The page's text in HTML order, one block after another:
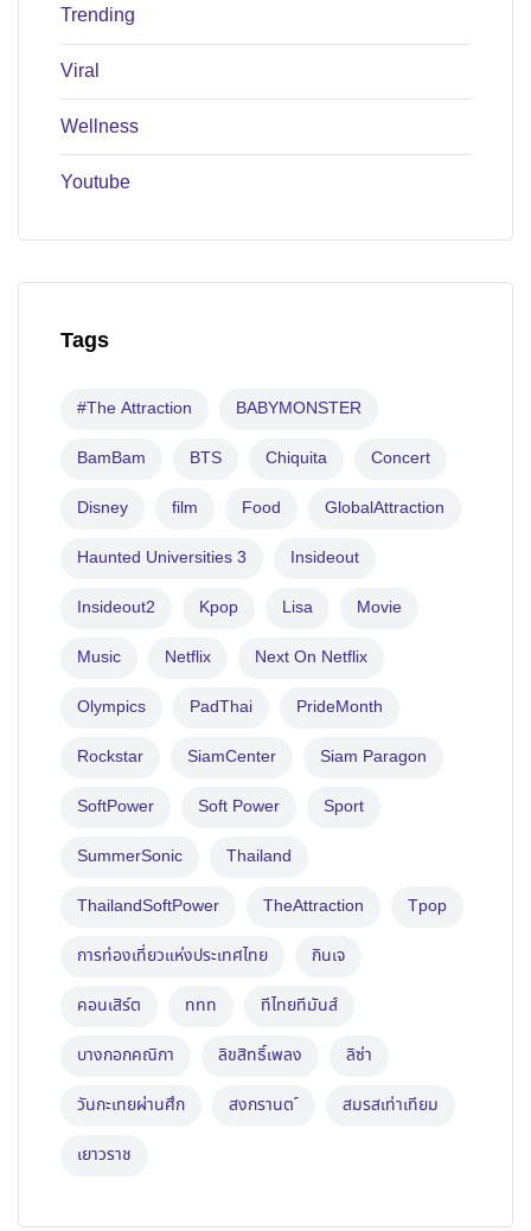
Trending
Viral
Wellness
Youtube
Tags
#The Attraction BABYMONSTER
BamBam BTS Chiquita Concert
Disney film Food GlobalAttraction
Haunted Universities 3 Insideout
Insideout2 Kpop Lisa Movie
Music Netflix Next On Netflix
Olympics PadThai PrideMonth
Rockstar SiamCenter Siam Paragon
SoftPower Soft Power Sport
SummerSonic Thailand
ThailandSoftPower TheAttraction Tpop
การท่องเที่ยวแห่งประเทศไทย กินเจ
คอนเสิร์ต ททท ทีไทยทีมันส์
บางกอกคณิกา ลิขสิทธิ์เพลง ลิซ่า
วันกะเทยผ่านศึก สงกรานต ์ สมรสเท่าเทียม
เยาวราช